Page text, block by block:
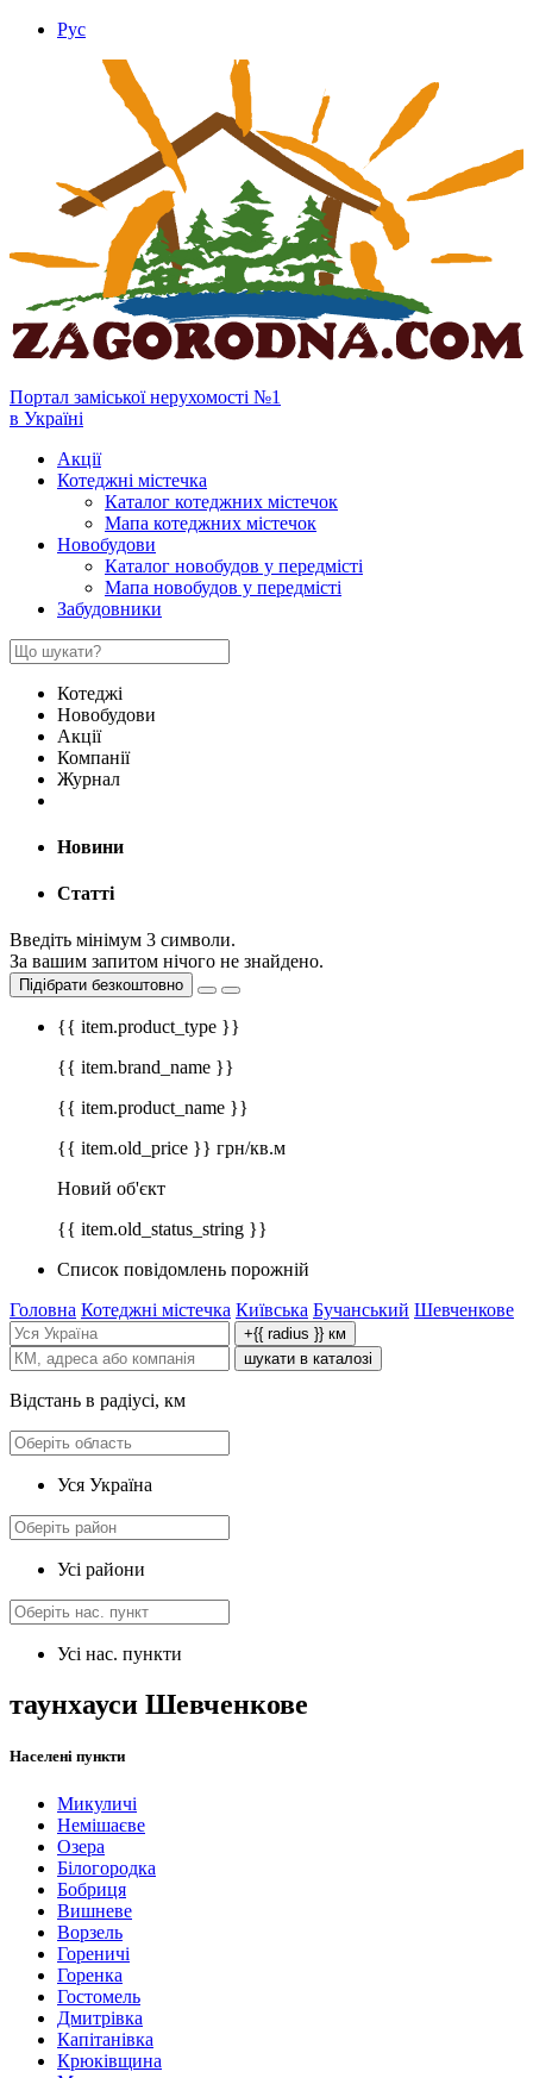
Рус
Портал заміської нерухомості №1
в Україні
Акції
Котеджні містечка
Каталог котеджних містечок
Мапа котеджних містечок
Новобудови
Каталог новобудов у передмісті
Мапа новобудов у передмісті
Забудовники
Котеджі
Новобудови
Акції
Компанії
Журнал
Новини
Статті
Введіть мінімум 3 символи.
За вашим запитом нічого не знайдено.
Підібрати безкоштовно
{{ item.product_type }}
{{ item.brand_name }}
{{ item.product_name }}
{{ item.old_price }} грн/кв.м
Новий об'єкт
{{ item.old_status_string }}
Список повідомлень порожній
Головна Котеджні містечка Київська Бучанський Шевченкове
+{{ radius }} км
шукати в каталозі
Відстань в радіусі, км
Уся Україна
Усі райони
Усі нас. пункти
таунхауси Шевченкове
Населені пункти
Микуличі
Немішаєве
Озера
Білогородка
Бобриця
Вишневе
Ворзель
Гореничі
Горенка
Гостомель
Дмитрівка
Капітанівка
Крюківщина